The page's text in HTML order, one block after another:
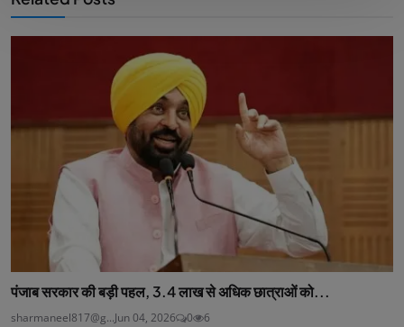
पंजाब सरकार की बड़ी पहल, 3.4 लाख से अधिक छात्राओं को...
sharmaneel817@g...Jun 04, 2026 0 6